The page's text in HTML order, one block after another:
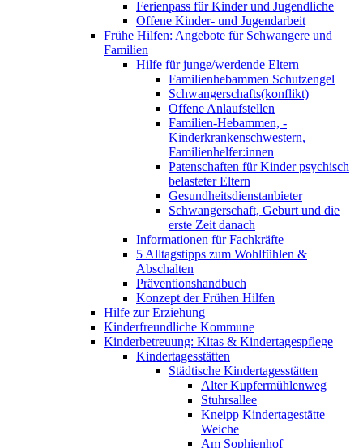
Ferienpass für Kinder und Jugendliche
Offene Kinder- und Jugendarbeit
Frühe Hilfen: Angebote für Schwangere und
Familien
Hilfe für junge/werdende Eltern
Familienhebammen Schutzengel
Schwangerschafts(konflikt)
Offene Anlaufstellen
Familien-Hebammen, -
Kinderkrankenschwestern,
Familienhelfer:innen
Patenschaften für Kinder psychisch
belasteter Eltern
Gesundheitsdienstanbieter
Schwangerschaft, Geburt und die
erste Zeit danach
Informationen für Fachkräfte
5 Alltagstipps zum Wohlfühlen &
Abschalten
Präventionshandbuch
Konzept der Frühen Hilfen
Hilfe zur Erziehung
Kinderfreundliche Kommune
Kinderbetreuung: Kitas & Kindertagespflege
Kindertagesstätten
Städtische Kindertagesstätten
Alter Kupfermühlenweg
Stuhrsallee
Kneipp Kindertagestätte
Weiche
Am Sophienhof